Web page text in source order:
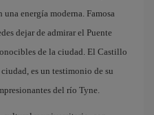
energía moderna. Famosa
dejar de admirar el Puente
de la ciudad. El Castillo
es un testimonio de su
del río Tyne.